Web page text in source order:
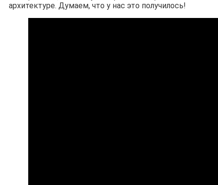
архитектуре. Думаем, что у нас это получилось!